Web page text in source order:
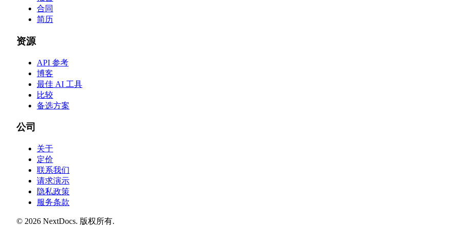
合同
简历
资源
API 参考
博客
最佳 AI 工具
比较
备选方案
公司
关于
定价
联系我们
请求演示
隐私政策
服务条款
© 2026 NextDocs. 版权所有.